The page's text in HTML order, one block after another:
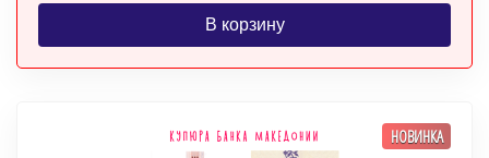
В корзину
НОВИНКА